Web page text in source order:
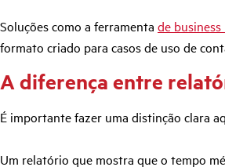
Soluções como a ferramenta de
formato criado para casos de uso de
A diferença entre
É importante fazer uma distinção clara
Um relatório que mostra que o tempo